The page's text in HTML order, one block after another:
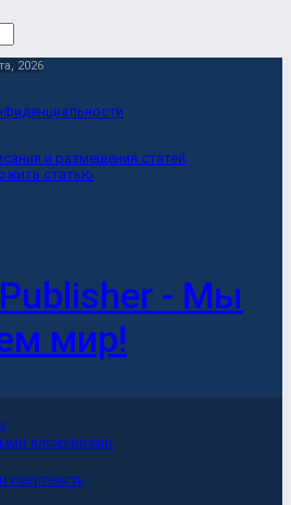
2026
и размещения статей
статью
Publisher - Мы
мир!
вложениями
смертность